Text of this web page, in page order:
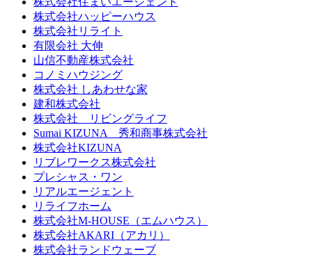
株式会社ハッピーハウス
株式会社リライト
有限会社 大伸
山信不動産株式会社
コノミハウジング
株式会社 しあわせな家
建和株式会社
株式会社 リビングライフ
Sumai KIZUNA 秀和商事株式会社
株式会社KIZUNA
リブレワークス株式会社
プレシャス・ワン
リアルエージェント
リライフホーム
株式会社M-HOUSE（エムハウス）
株式会社AKARI（アカリ）
株式会社ランドウェーブ